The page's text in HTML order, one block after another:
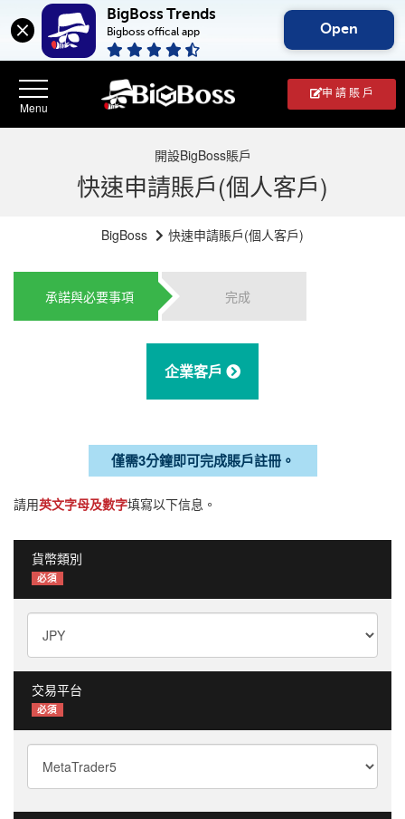
BigBoss Trends
Bigboss offical app Open
申 請 賬 戶
開設BigBoss賬戶
快速申請賬戶(個人客戶)
BigBoss 快速申請賬戶(個人客戶)
承諾與必要事項 完成
企業客戶
僅需3分鐘即可完成賬戶註冊。
請用英文字母及數字填寫以下信息。
貨幣類別
必須
交易平台
必須